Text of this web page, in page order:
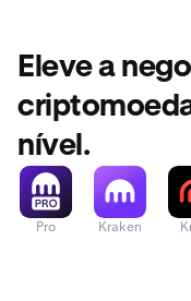
Eleve a
nível.
Pro Kraken